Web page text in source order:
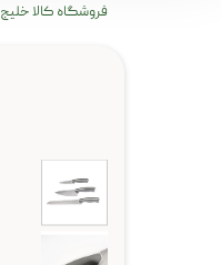
فروشگاه کالا خلیج